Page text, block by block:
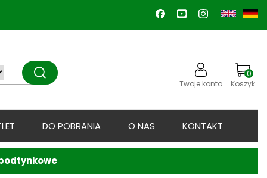
Twoje konto
0
Koszyk
DO POBRANIA O NAS KONTAKT